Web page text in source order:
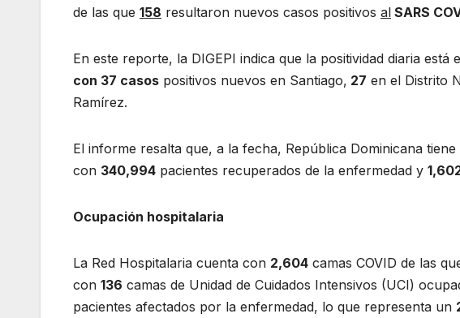
de las que 158 resultaron nuevos casos positivos al SARS
En este reporte, la DIGEPI indica que la positividad diaria está
con 37 casos positivos nuevos en Santiago, 27 en el Distrito
Ramírez.
El informe resalta que, a la fecha, República Dominicana tiene
con 340,994 pacientes recuperados de la enfermedad y
Ocupación hospitalaria
La Red Hospitalaria cuenta con 2,604 camas COVID de las
con 136 camas de Unidad de Cuidados Intensivos (UCI)
pacientes afectados por la enfermedad, lo que representa un